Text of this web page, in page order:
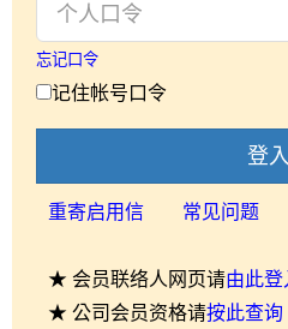
忘记口令
记住帐号口令
登入
重寄启用信 常见问题
★ 会员联络人网页请由此登
★ 公司会员资格请按此查询